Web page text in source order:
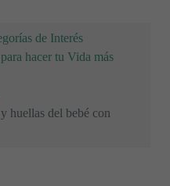
de Interés
hacer tu Vida más
huellas del bebé con